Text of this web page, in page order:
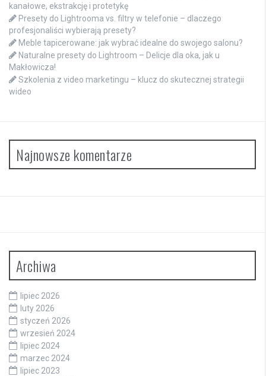
kanałowe, ekstrakcję i protetykę
Presety do Lightrooma vs. filtry w telefonie – dlaczego
profesjonaliści wybierają presety?
Meble tapicerowane: jak wybrać idealne do swojego salonu?
Naturalne presety do Lightroom – Delicje dla oka, jak u
Makłowicza!
Szkolenia z video marketingu – klucz do skutecznej strategii
wideo
Najnowsze komentarze
Archiwa
lipiec 2026
luty 2026
styczeń 2026
wrzesień 2024
lipiec 2024
marzec 2024
lipiec 2023